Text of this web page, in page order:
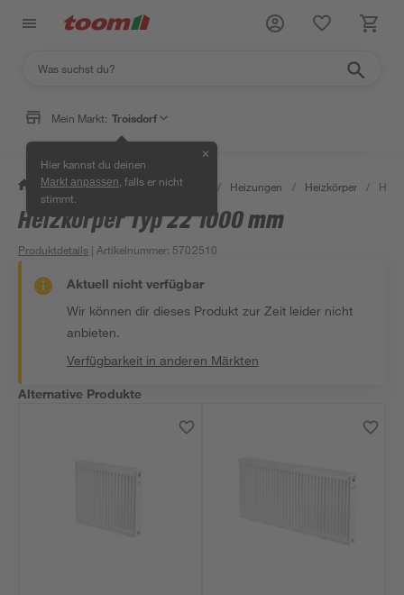
Mein Markt: Troisdorf
Hier kannst du deinen
Markt anpassen , falls er nicht
stimmt.
✕
/ Bauen & Renovieren / Heizen / Heizungen / Heizkörper /
Heizkörper Typ 22 1000 mm
Produktdetails | Artikelnummer: 5702510
Aktuell nicht verfügbar
Wir können dir dieses Produkt zur Zeit leider nicht
anbieten.
Verfügbarkeit in anderen Märkten
Alternative Produkte